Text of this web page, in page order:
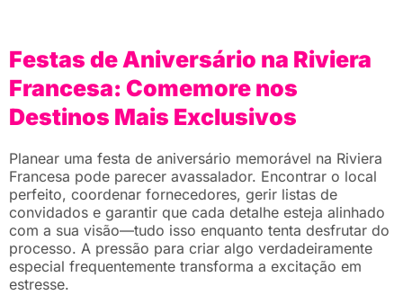
Festas de Aniversário na Riviera
Francesa: Comemore nos
Destinos Mais Exclusivos
Planear uma festa de aniversário memorável na Riviera
Francesa pode parecer avassalador. Encontrar o local
perfeito, coordenar fornecedores, gerir listas de
convidados e garantir que cada detalhe esteja alinhado
com a sua visão—tudo isso enquanto tenta desfrutar do
processo. A pressão para criar algo verdadeiramente
especial frequentemente transforma a excitação em
estresse.